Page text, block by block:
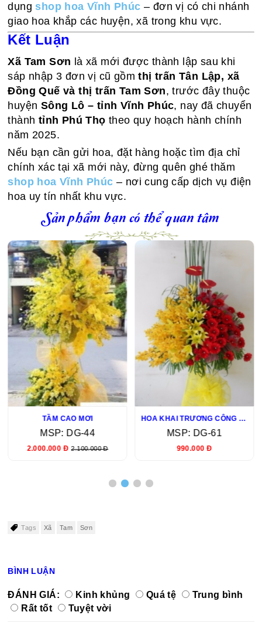
dụng shop hoa Vĩnh Phúc – đơn vị có chi nhánh
giao hoa khắp các huyện, xã trong khu vực.
Kết Luận
Xã Tam Sơn là xã mới được thành lập sau khi
sáp nhập 3 đơn vị cũ gồmthị trấn Tân Lập, xã
Đồng Quế và thị trấn Tam Sơn, trước đây thuộc
huyện Sông Lô – tỉnh Vĩnh Phúc, nay đã chuyển
thành tỉnh Phú Thọ theo quy hoạch hành chính
năm 2025.
Nếu bạn cần gửi hoa, đặt hàng hoặc tìm địa chỉ
chính xác tại xã mới này, đừng quên ghé thăm
shop hoa Vĩnh Phúc – nơi cung cấp dịch vụ điện
hoa uy tín nhất khu vực.
Sản phẩm bạn có thể quan tâm
TẦM CAO MƠI
MSP: DG-44
2.000.000 Đ 2.100.000 Đ
HOA KHAI TRƯƠNG CÔNG TY
MSP: DG-61
990.000 Đ
Tags Xã Tam Sơn
BÌNH LUẬN
ĐÁNH GIÁ: Kinh khủng Quá tệ
Trung bình
Rất tốt
Tuyệt vời